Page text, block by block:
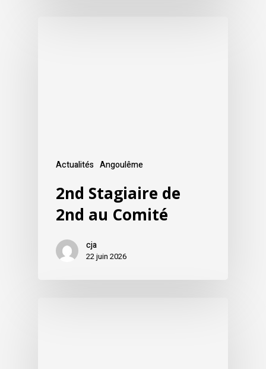
Actualités Angoulême
2nd Stagiaire de
2nd au Comité
cja
22 juin 2026